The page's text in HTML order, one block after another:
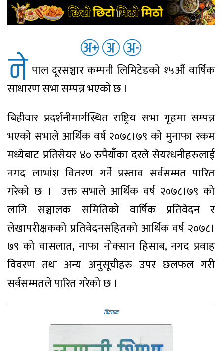
ने पाल दूरसञ्चार कम्पनी लिमिटेडको १५औं वार्षिक
साधारण सभा सम्पन्न भएको छ ।
बिहीवार प्रदर्शनीमार्गस्थित राष्ट्रिय सभा गृहमा सम्पन्न
भएको सभाले आर्थिक वर्ष २०७८।७९ को मुनाफा रकम
मध्येबाट प्रतिसेयर ४० रुपैयाँका दरले सेयरधनीहरुलाई
नगद लाभांश वितरण गर्ने प्रस्ताव सर्वसम्मत पारित
गरेको छ । उक्त सभाले आर्थिक वर्ष २०७८।७९ को
लागि सञ्चालक समितिको वार्षिक प्रतिवेदन र
लेखापरीक्षकको प्रतिवेदनसहितको आर्थिक वर्ष २०७८।
७९ को वासलात, नाफा नोक्सान हिसाब, नगद प्रवाह
विवरण तथा अन्य अनुसूचीहरु उपर छलफल गरी
सर्वसम्मतले पारित गरेको छ ।